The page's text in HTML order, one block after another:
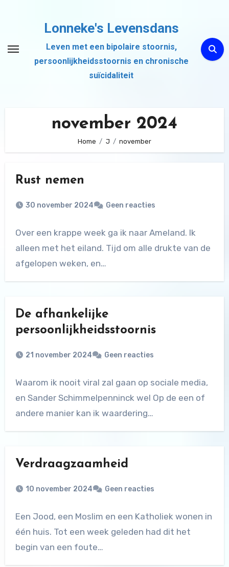
inhoud
Lonneke's Levensdans
Leven met een bipolaire stoornis,
persoonlijkheidsstoornis en chronische
suïcidaliteit
november 2024
Home J november
Rust nemen
30 november 2024 Geen reacties
Over een krappe week ga ik naar Ameland. Ik
alleen met het eiland. Tijd om alle drukte van de
afgelopen weken, en…
De afhankelijke
persoonlijkheidsstoornis
21 november 2024 Geen reacties
Waarom ik nooit viral zal gaan op sociale media,
en Sander Schimmelpenninck wel Op de een of
andere manier kan ik waardering…
Verdraagzaamheid
10 november 2024 Geen reacties
Een Jood, een Moslim en een Katholiek wonen in
één huis. Tot een week geleden had dit het
begin van een foute…